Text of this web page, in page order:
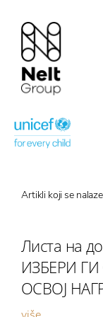
Artikli koji se
Листа на
ИЗБЕРИ
ОСВОЈ